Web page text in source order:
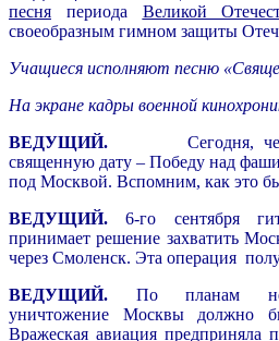
песня периода Великой
своеобразным гимном защиты
Учащиеся исполняют песню
На экране кадры военной
ВЕДУЩИЙ. Сегодня, через
священную дату – Победу над
под Москвой. Вспомним, как это
ВЕДУЩИЙ.6-го сентября
принимает решение захватить
через Смоленск. Эта операция
ВЕДУЩИЙ. По планам
уничтожение Москвы должно
Вражеская авиация предприняла